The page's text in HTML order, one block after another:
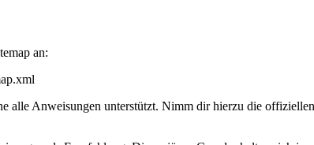
an:
alle Anweisungen unterstützt. Nimm dir hierzu die